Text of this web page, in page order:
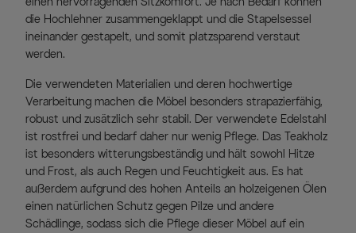
die Hochlehner zusammengeklappt und die Stapelsessel
ineinander gestapelt, und somit platzsparend verstaut
werden.
Die verwendeten Materialien und deren hochwertige
Verarbeitung machen die Möbel besonders strapazierfähig,
robust und zusätzlich sehr stabil. Der verwendete Edelstahl
ist rostfrei und bedarf daher nur wenig Pflege. Das Teakholz
ist besonders witterungsbeständig und hält sowohl Hitze
und Frost, als auch Regen und Feuchtigkeit aus. Es hat
außerdem aufgrund des hohen Anteils an holzeigenen Ölen
einen natürlichen Schutz gegen Pilze und andere
Schädlinge, sodass sich die Pflege dieser Möbel auf ein